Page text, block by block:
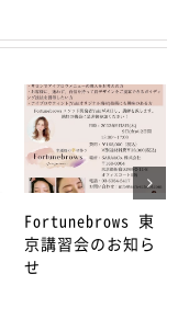
Fortunebrows 東
京講習会のお知ら
せ